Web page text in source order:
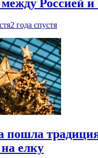
Россией
2 года спустя
пошла
на елку